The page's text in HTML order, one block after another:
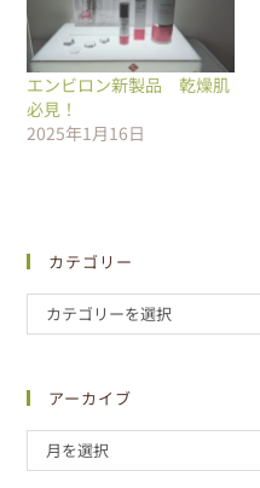
エンビロン新製品 乾燥肌
必見！
2025年1月16日
カテゴリー
カテゴリーを選択
アーカイブ
月を選択